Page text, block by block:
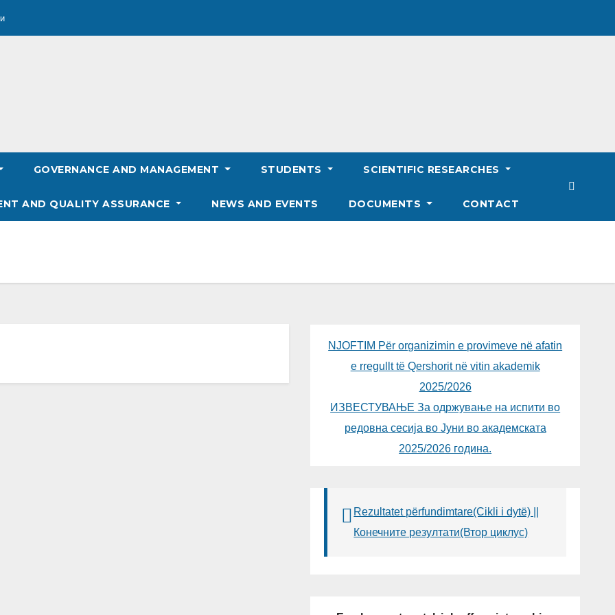
GOVERNANCE AND MANAGEMENT STUDENTS SCIENTIFIC RESEARCHES
AND QUALITY ASSURANCE NEWS AND EVENTS DOCUMENTS CONTACT
NJOFTIM Për organizimin e provimeve në afatin
e rregullt të Qershorit në vitin akademik
2025/2026
ИЗВЕСТУВАЊЕ За одржување на испити во
редовна сесија во Јуни во академската
2025/2026 година.
Rezultatet përfundimtare(Cikli i dytë) ||
Конечните резултати(Втор циклус)